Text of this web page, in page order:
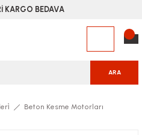
KARGO BEDAVA
ARA
Beton Kesme Motorları